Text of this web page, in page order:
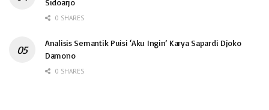
Sidoarjo
0 SHARES
Analisis Semantik Puisi ‘Aku Ingin’ Karya Sapardi Djoko
Damono
0 SHARES